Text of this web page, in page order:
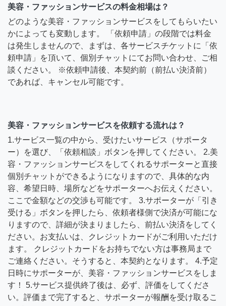
美容・ファッションサービスの料金相場は？
どのような美容・ファッションサービスをしてもらいたい
かによっても変動します。 「依頼申請」の段階では料金
は発生しませんので、まずは、各サービスチケットに「依
頼申請」を頂いて、個別チャットにてお問い合わせ、ご相
談ください。 ※依頼申請後、本契約前（前払い決済前）
であれば、キャンセル可能です。
美容・ファッションサービスを依頼する流れは？
1.サービス一覧の中から、受けたいサービス（サポータ
ー）を選び、「依頼相談」ボタンを押してください。 2.美
容・ファッションサービスをしてくれるサポーターと直接
個別チャットができるようになりますので、具体的な内
容、希望日時、場所などをサポーターへお伝えください。
ここで金額などの交渉も可能です。 3.サポーターが「引き
受ける」ボタンを押したら、依頼者様側で決済が可能にな
りますので、詳細が決まりましたら、前払い決済をしてく
ださい。お支払いは、クレジットカードがご利用いただけ
ます。 クレジットカードをお持ちでない方は事務局まで
ご連絡ください。そうすると、本契約となります。 4.予定
日時にサポーターが、美容・ファッションサービスをしま
す！ 5.サービス提供終了後は、必ず、評価をしてくださ
い。評価まで完了すると、サポーターが報酬を受け取るこ